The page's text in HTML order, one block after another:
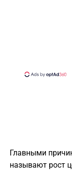
Главными
называют рост